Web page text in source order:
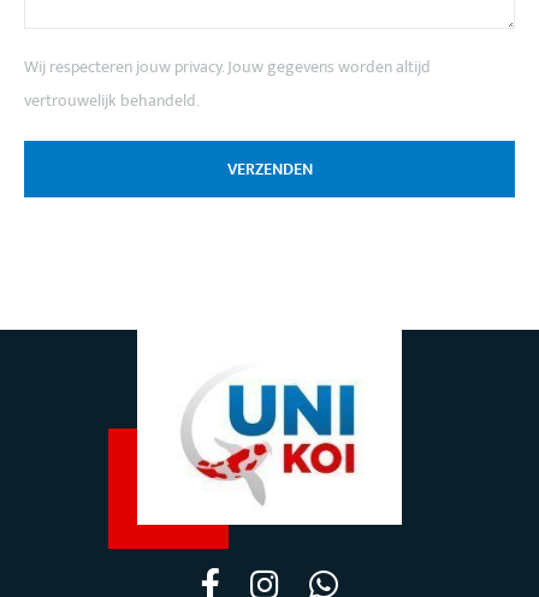
Wij respecteren jouw privacy. Jouw gegevens worden altijd
vertrouwelijk behandeld.
VERZENDEN